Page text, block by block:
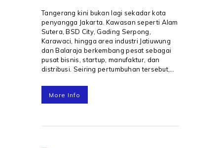
Tangerang kini bukan lagi sekadar kota
penyangga Jakarta. Kawasan seperti Alam
Sutera, BSD City, Gading Serpong,
Karawaci, hingga area industri Jatiuwung
dan Balaraja berkembang pesat sebagai
pusat bisnis, startup, manufaktur, dan
distribusi. Seiring pertumbuhan tersebut,…
More Info